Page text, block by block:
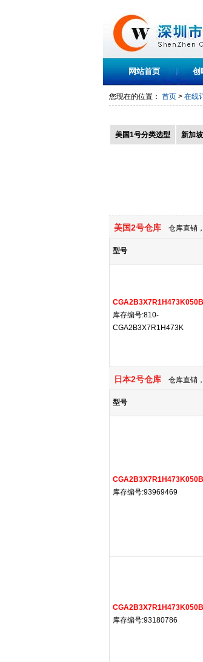
网站首页 创
您现在的位置： 首页 > 在线
美国1号分类选型 新加
美国2号仓库 仓库直销
型号
库存编号:810-
CGA2B3X7R1H473K
日本2号仓库 仓库直销
型号
库存编号:93969469
库存编号:93180786